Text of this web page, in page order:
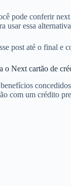
pode conferir
usar essa
post até o final e
o Next cartão de
com um crédito